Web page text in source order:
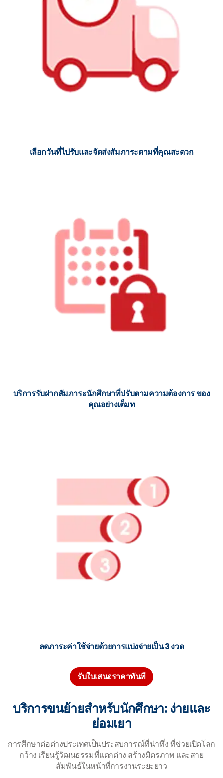
เลือกวันที่ไปรับและจัดส่งสัมภาระตามที่คุณสะดวก
บริการรับฝากสัมภาระนักศึกษาที่ปรับตามความต้องการ ของ
คุณอย่างเต็มท
ลดภาระค่าใช้จ่ายด้วยการแบ่งจ่ายเป็น 3 งวด
รับใบเสนอราคาทันที
บริการขนย้ายสำหรับนักศึกษา: ง่ายและ
ย่อมเยา
การศึกษาต่อต่างประเทศเป็นประสบการณ์ที่น่าทึ่ง ที่ช่วยเปิดโลก
กว้าง เรียนรู้วัฒนธรรมที่แตกต่าง สร้างมิตรภาพ และสาย
สัมพันธ์ในหน้าที่การงานระยะยาว